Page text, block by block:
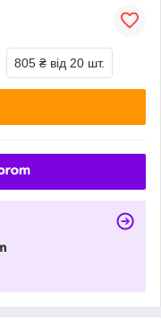
805 ₴ від 20 шт.